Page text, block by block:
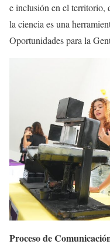
e inclusión en el territorio,
la ciencia es una
Oportunidades para la
Proceso de